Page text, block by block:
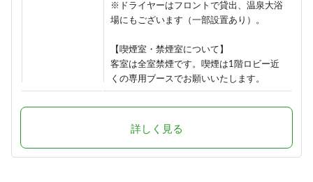
※ドライヤーはフロントで貸出、温泉大浴
場にもございます（一部設置あり）。
【喫煙室・禁煙室について】
客室は全室禁煙です。喫煙は1階ロビー近
くの専用ブースでお願いいたします。
詳しく見る